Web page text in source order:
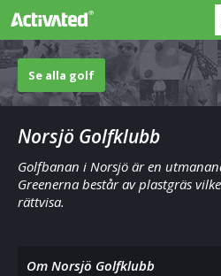
Se alla golf
Norsjö Golfklubb
Golfbanan i Norsjö är en
Greenerna består av plastgräs
rättvisa.
Om Norsjö Golfklubb